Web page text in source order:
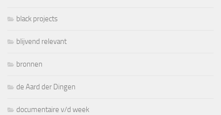
black projects
blijvend relevant
bronnen
de Aard der Dingen
documentaire v/d week